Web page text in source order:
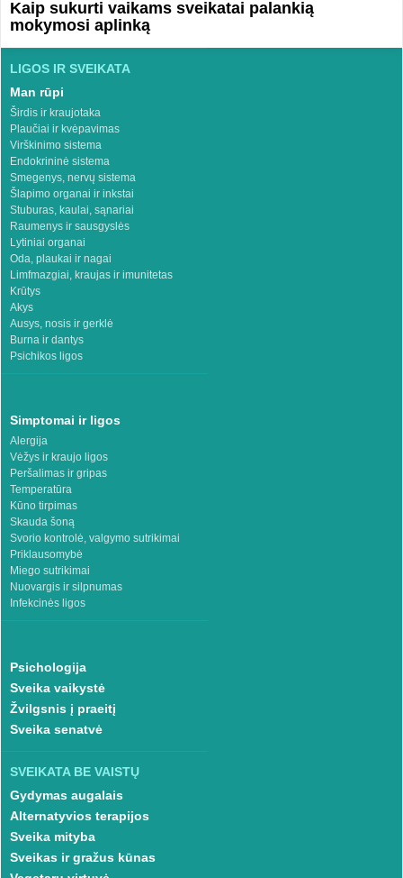
Kaip sukurti vaikams sveikatai palankią
mokymosi aplinką
LIGOS IR SVEIKATA
Man rūpi
Širdis ir kraujotaka
Plaučiai ir kvėpavimas
Virškinimo sistema
Endokrininė sistema
Smegenys, nervų sistema
Šlapimo organai ir inkstai
Stuburas, kaulai, sąnariai
Raumenys ir sausgyslės
Lytiniai organai
Oda, plaukai ir nagai
Limfmazgiai, kraujas ir imunitetas
Krūtys
Akys
Ausys, nosis ir gerklė
Burna ir dantys
Psichikos ligos
Simptomai ir ligos
Alergija
Vėžys ir kraujo ligos
Peršalimas ir gripas
Temperatūra
Kūno tirpimas
Skauda šoną
Svorio kontrolė, valgymo sutrikimai
Priklausomybė
Miego sutrikimai
Nuovargis ir silpnumas
Infekcinės ligos
Psichologija
Sveika vaikystė
Žvilgsnis į praeitį
Sveika senatvė
SVEIKATA BE VAISTŲ
Gydymas augalais
Alternatyvios terapijos
Sveika mityba
Sveikas ir gražus kūnas